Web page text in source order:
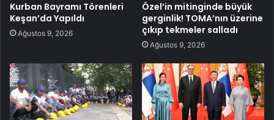
Kurban Bayramı Törenleri
Keşan’da Yapıldı
Ağustos 9, 2026
Özel’in mitinginde büyük
gerginlik! TOMA’nın üzerine
çıkıp tekmeler salladı
Ağustos 9, 2026